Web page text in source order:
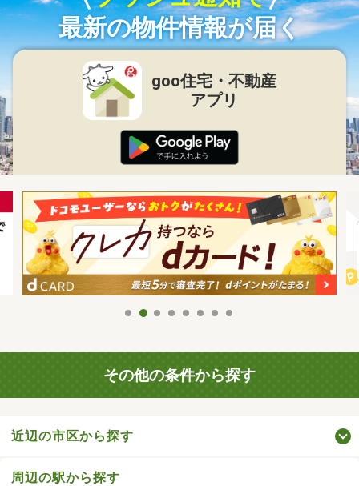
最新の物件情報が届く
goo住宅・不動産
アプリ
その他の条件から探す
近辺の市区から探す
周辺の駅から探す